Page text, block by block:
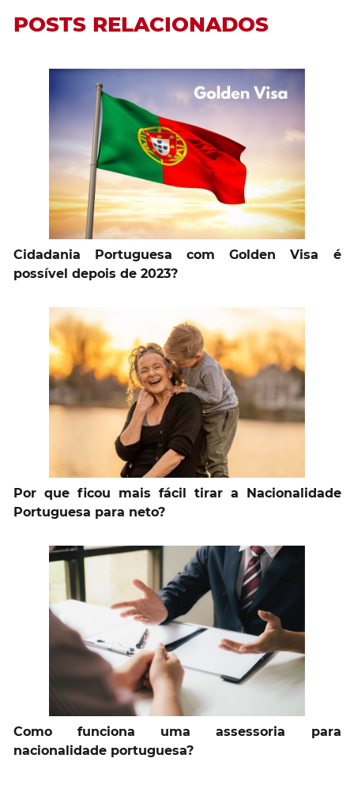
POSTS RELACIONADOS
Cidadania Portuguesa com Golden Visa é
possível depois de 2023?
Por que ficou mais fácil tirar a Nacionalidade
Portuguesa para neto?
Como funciona uma assessoria para
nacionalidade portuguesa?